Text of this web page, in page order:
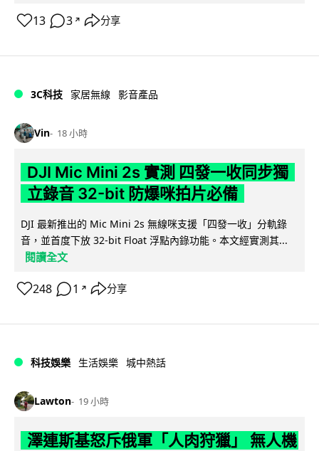
13 3 ↗ 分享
3C科技 家居無線 影音產品
Vin 18 小時
DJI Mic Mini 2s 實測 四發一收同步獨
立錄音 32-bit 防爆咪拍片必備
DJI 最新推出的 Mic Mini 2s 無線咪支援「四發一收」分軌錄
音，並首度下放 32-bit Float 浮點內錄功能。本文經實測其...
閱讀全文
248 1 ↗ 分享
科技娛樂 生活娛樂 城中熱話
Lawton 19 小時
澤連斯基怒斥俄軍「人肉狩獵」 無人機